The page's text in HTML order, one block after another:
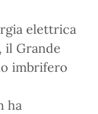
elettrica
il Grande
imbrifero
ha